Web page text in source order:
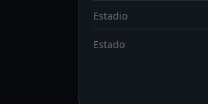
Estadio
Estado